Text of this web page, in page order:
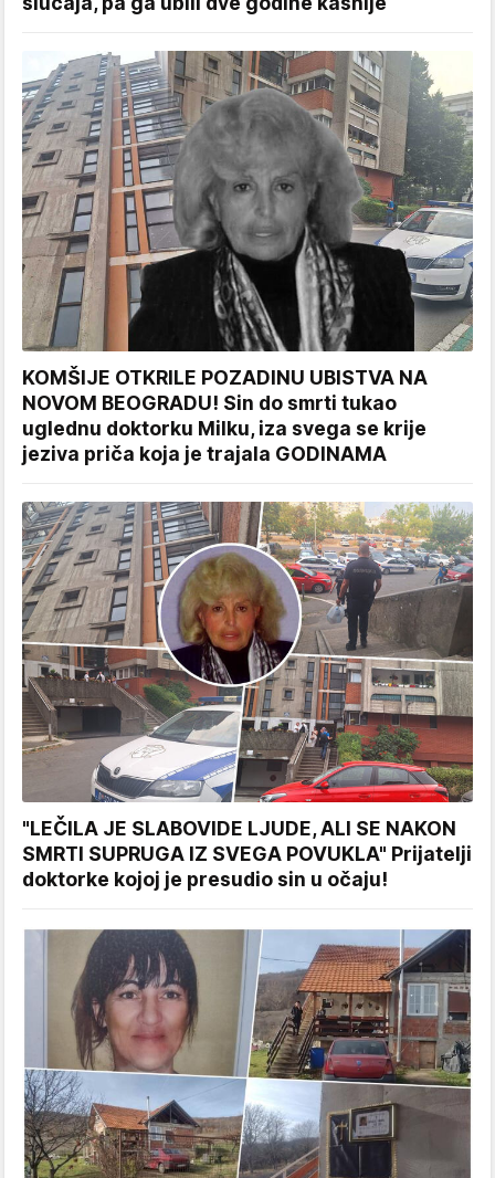
KOMŠIJE OTKRILE POZADINU UBISTVA NA
NOVOM BEOGRADU! Sin do smrti tukao
uglednu doktorku Milku, iza svega se krije
jeziva priča koja je trajala GODINAMA
"LEČILA JE SLABOVIDE LJUDE, ALI SE NAKON
SMRTI SUPRUGA IZ SVEGA POVUKLA" Prijatelji
doktorke kojoj je presudio sin u očaju!